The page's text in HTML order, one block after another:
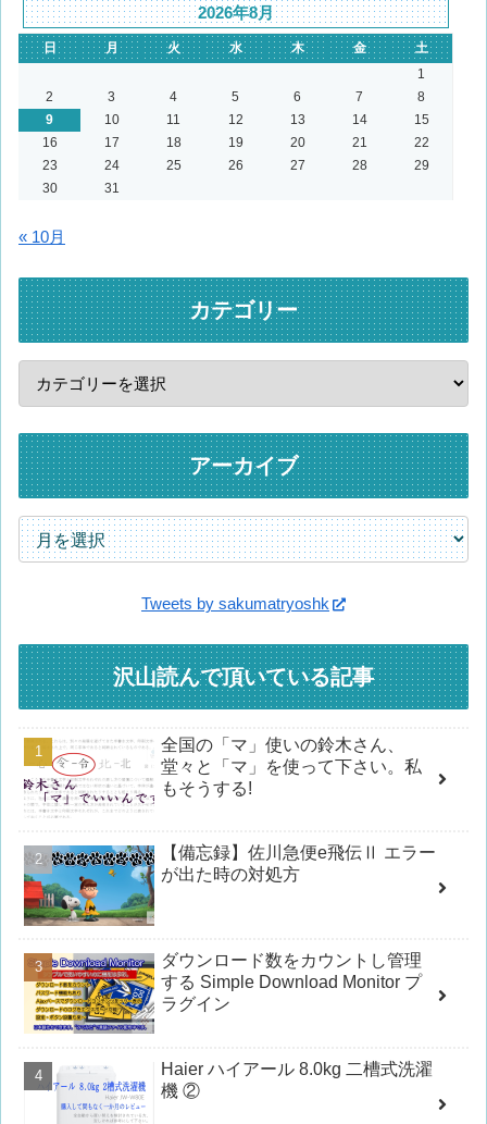
2026年8月
日 月 火 水 木 金
土
1
2
3 4 5 6 7
8
9
10 11 12 13 14
15
16
17 18 19 20 21
22
23
24 25 26 27 28
29
30
31
« 10月
カテゴリー
アーカイブ
Tweets by sakumatryoshk
沢山読んで頂いている記事
全国の「マ」使いの鈴木さん、
堂々と「マ」を使って下さい。私
もそうする!
【備忘録】佐川急便e飛伝Ⅱ エラー
が出た時の対処方
ダウンロード数をカウントし管理
する Simple Download Monitor プ
ラグイン
Haier ハイアール 8.0kg 二槽式洗濯
機 ②